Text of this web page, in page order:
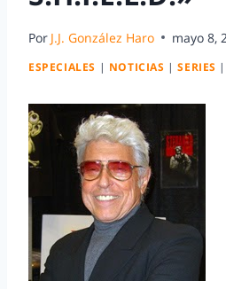
Por J.J. González Haro mayo 8,
ESPECIALES | NOTICIAS |SERIES |